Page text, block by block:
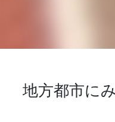
地方都市に